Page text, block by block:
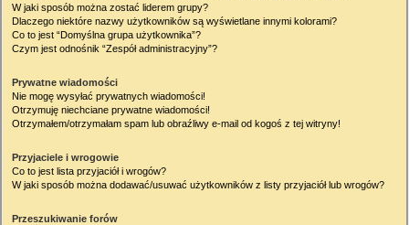
W jaki sposób można zostać liderem grupy?
Dlaczego niektóre nazwy użytkowników są wyświetlane innymi kolorami?
Co to jest “Domyślna grupa użytkownika”?
Czym jest odnośnik “Zespół administracyjny”?
Prywatne wiadomości
Nie mogę wysyłać prywatnych wiadomości!
Otrzymuję niechciane prywatne wiadomości!
Otrzymałem/otrzymałam spam lub obraźliwy e-mail od kogoś z tej witryny!
Przyjaciele i wrogowie
Co to jest lista przyjaciół i wrogów?
W jaki sposób można dodawać/usuwać użytkowników z listy przyjaciół lub wrogów?
Przeszukiwanie forów